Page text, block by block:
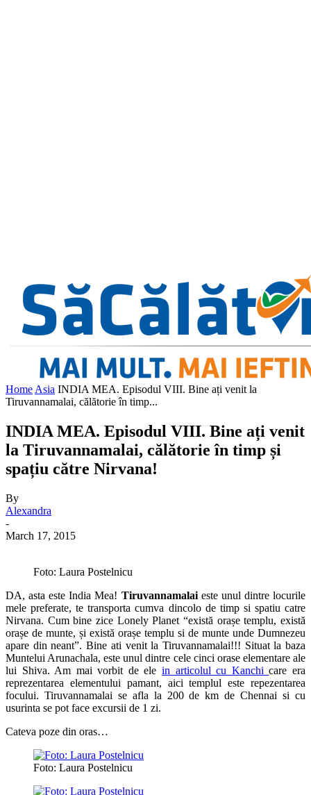
Home Asia INDIA MEA. Episodul VIII. Bine ați venit la
Tiruvannamalai, călătorie în timp...
INDIA MEA. Episodul VIII. Bine ați venit
la Tiruvannamalai, călătorie în timp și
spațiu către Nirvana!
By
Alexandra
-
March 17, 2015
Foto: Laura Postelnicu
DA, asta este India Mea! Tiruvannamalaieste unul dintre locurile
mele preferate, te transporta cumva dincolo de timp si spatiu catre
Nirvana. Cum bine zice Lonely Planet “există orașe templu, există
orașe de munte, și există orașe templu si de munte unde Dumnezeu
apare din neant”. Bine ati venit la Tiruvannamalai!!! Situat la baza
Muntelui Arunachala, este unul dintre cele cinci orase elementare ale
lui Shiva. Am mai vorbit de elein articolul cu Kanchicare era
reprezentarea elementului pamant, aici templul este repezentarea
focului. Tiruvannamalai se afla la 200 de km de Chennai si cu
usurinta se pot face excursii de 1 zi.
Cateva poze din oras…
Foto: Laura Postelnicu